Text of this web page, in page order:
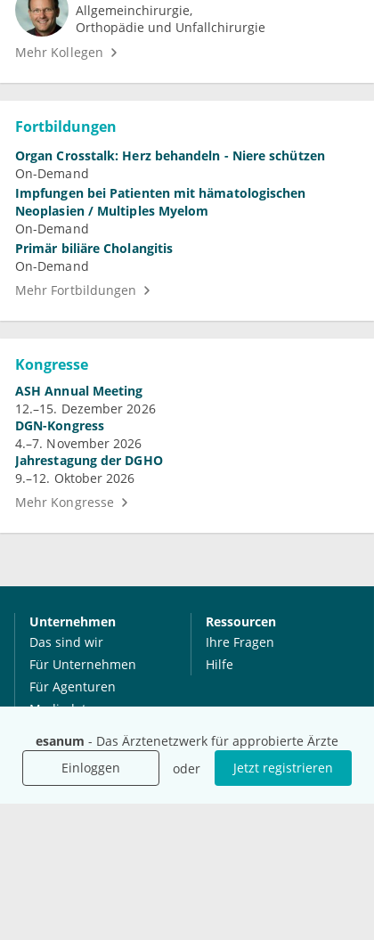
esanum - Das Ärztenetzwerk für approbierte Ärzte
Einloggen
oder Jetzt registrieren
Allgemeinchirurgie
Orthopädie und Unfallchirurgie
Mehr Kollegen
Fortbildungen
Organ Crosstalk: Herz behandeln - Niere schützen
On-Demand
Impfungen bei Patienten mit hämatologischen
Neoplasien / Multiples Myelom
On-Demand
Primär biliäre Cholangitis
On-Demand
Mehr Fortbildungen
Kongresse
ASH Annual Meeting
12.–15. Dezember 2026
DGN-Kongress
4.–7. November 2026
Jahrestagung der DGHO
9.–12. Oktober 2026
Mehr Kongresse
Unternehmen
Das sind wir
Für Unternehmen
Für Agenturen
Mediadaten
Karriere
Ressourcen
Ihre Fragen
Hilfe